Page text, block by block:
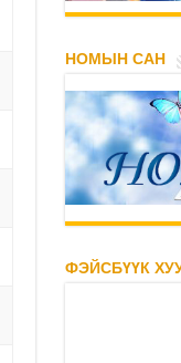
НОМЫН САН
ФЭЙСБҮҮК